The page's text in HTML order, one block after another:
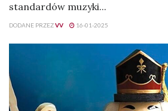
standardów muzyki...
DODANE PRZEZVV 16-01-2025